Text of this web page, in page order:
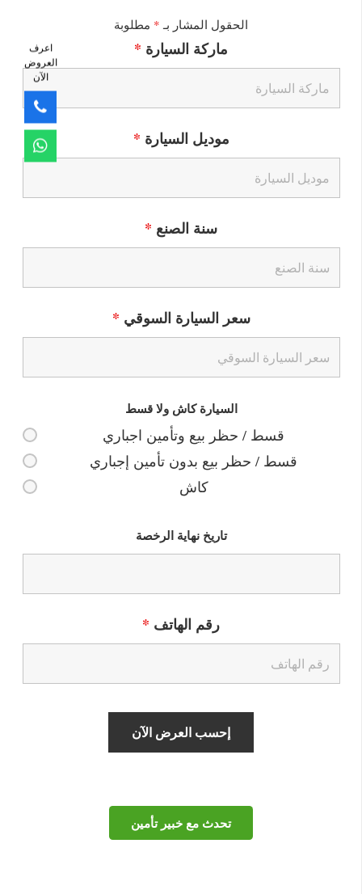
الحقول المشار بـ * مطلوبة
ماركة السيارة *
موديل السيارة *
سنة الصنع *
سعر السيارة السوقي *
السيارة كاش ولا قسط
قسط / حظر بيع وتأمين اجباري
قسط / حظر بيع بدون تأمين إجباري
كاش
تاريخ نهاية الرخصة
رقم الهاتف *
تحدث مع خبير تأمين
اعرف
العروض
الآن